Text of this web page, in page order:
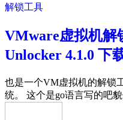
解锁工具
VMware虚拟机解
Unlocker 4.1.0 下
也是一个VM虚拟机的解锁
统。 这个是go语言写的吧